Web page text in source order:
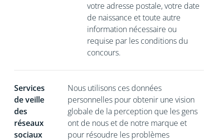
votre adresse postale, votre date
de naissance et toute autre
information nécessaire ou
requise par les conditions du
concours.
Services
de veille
des
réseaux
sociaux
Nous utilisons ces données
personnelles pour obtenir une vision
globale de la perception que les gens
ont de nous et de notre marque et
pour résoudre les problèmes